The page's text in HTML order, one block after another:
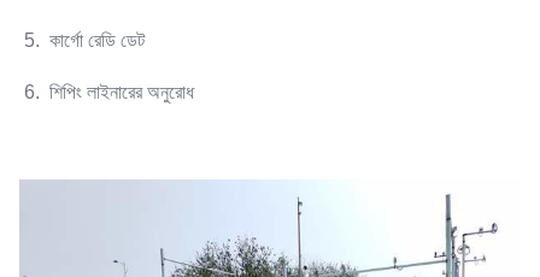
5. কার্গো রেডি ডেট
6. শিপিং লাইনারের অনুরোধ